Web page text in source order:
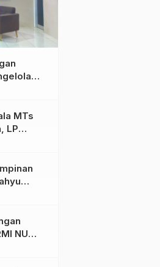
Ma’arif
Digital
MTs
LP
Pimpin
NU